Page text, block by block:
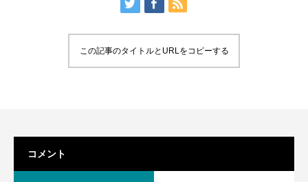
この記事のタイトルとURLをコピーする
コメント